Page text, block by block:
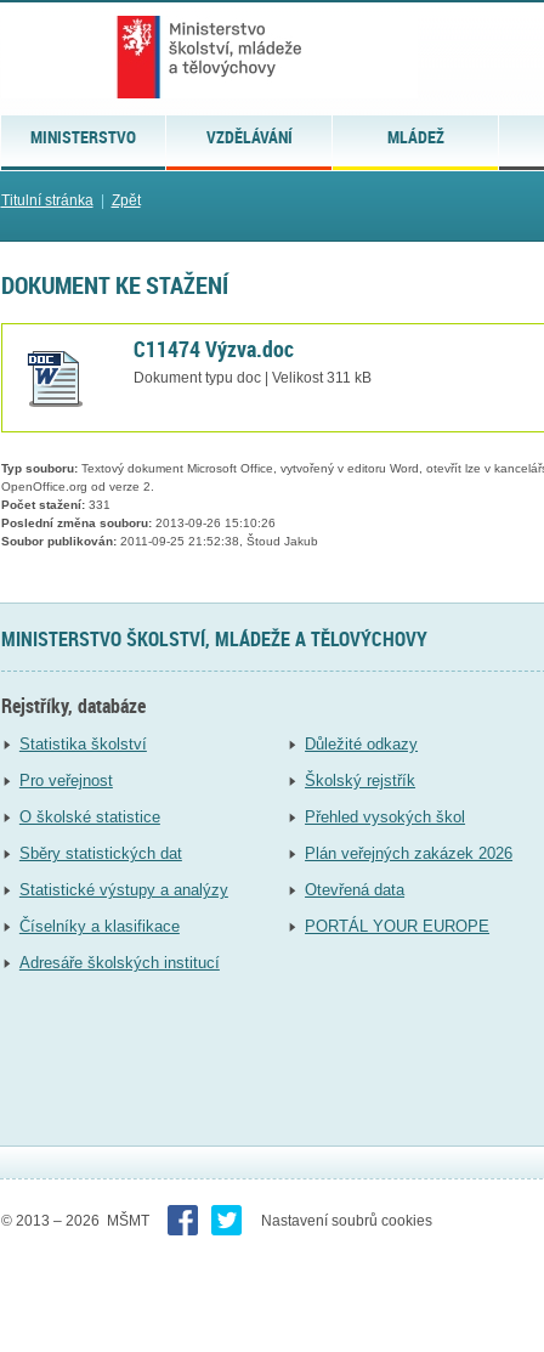
MINISTERSTVO VZDĚLÁVÁNÍ MLÁDEŽ
Titulní stránka| Zpět
DOKUMENT KE STAŽENÍ
C11474 Výzva.doc
Dokument typu doc | Velikost 311 kB
Typ souboru:Textový dokument Microsoft Office, vytvořený v editoru Word, otevřít lze v
OpenOffice.org od verze 2.
Počet stažení:331
Poslední změna souboru:2013-09-26 15:10:26
Soubor publikován:2011-09-25 21:52:38, Štoud Jakub
MINISTERSTVO ŠKOLSTVÍ, MLÁDEŽE A TĚLOVÝCHOVY
Rejstříky, databáze
Statistika školství
Pro veřejnost
O školské statistice
Sběry statistických dat
Statistické výstupy a analýzy
Číselníky a klasifikace
Adresáře školských institucí
Důležité odkazy
Školský rejstřík
Přehled vysokých škol
Plán veřejných zakázek 2026
Otevřená data
PORTÁL YOUR EUROPE
© 2013 – 2026 MŠMT Nastavení soubrů cookies